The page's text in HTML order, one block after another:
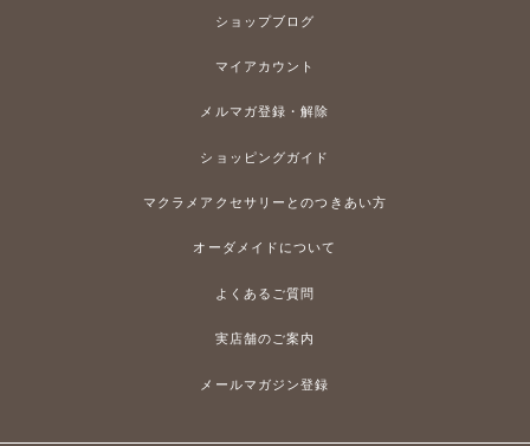
ショップブログ
マイアカウント
メルマガ登録・解除
ショッピングガイド
マクラメアクセサリーとのつきあい方
オーダメイドについて
よくあるご質問
実店舗のご案内
メールマガジン登録